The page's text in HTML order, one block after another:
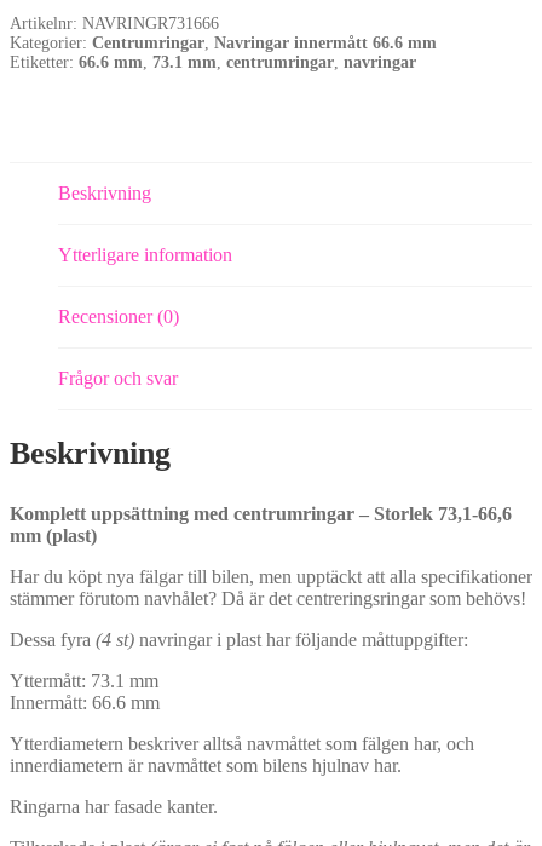
66.6
mm
(tillverkade
Artikelnr: NAVRINGR731666
Kategorier: Centrumringar Navringar innermått 66.6 mm
Etiketter: 66.6 mm 73.1 mm centrumringar navringar
Beskrivning
Ytterligare information
Recensioner (0)
Frågor och svar
Beskrivning
Komplett uppsättning med centrumringar – Storlek 73,1-66,6
mm (plast)
Har du köpt nya fälgar till bilen, men upptäckt att alla specifikationer
stämmer förutom navhålet? Då är det centreringsringar som behövs!
Dessa fyra (4 st) navringar i plast har följande måttuppgifter:
Yttermått: 73.1 mm
Innermått: 66.6 mm
Ytterdiametern beskriver alltså navmåttet som fälgen har, och
innerdiametern är navmåttet som bilens hjulnav har.
Ringarna har fasade kanter.